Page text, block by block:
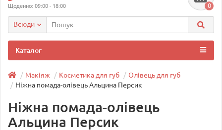
Щоденно: 09:00 - 18:00 0
Всюди
Каталог
Макіяж Косметика для губ
Олівець для губ
Ніжна помада-олівець Альцина Персик
Ніжна помада-олівець
Альцина Персик